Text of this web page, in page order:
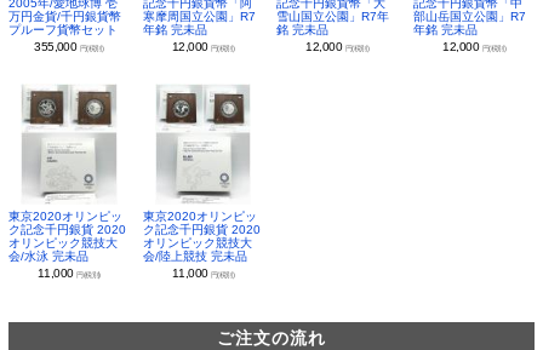
2005年/愛地球博 壱
万円金貨/千円銀貨幣
プルーフ貨幣セット
355,000 円(税別)
記念千円銀貨幣「阿
寒摩周国立公園」R7
年銘 完未品
12,000 円(税別)
記念千円銀貨幣「大
雪山国立公園」R7年
銘 完未品
12,000 円(税別)
記念千円銀貨幣「中
部山岳国立公園」R7
年銘 完未品
12,000 円(税別)
東京2020オリンピッ
ク記念千円銀貨 2020
オリンピック競技大
会/水泳 完未品
11,000円(税別)
東京2020オリンピッ
ク記念千円銀貨 2020
オリンピック競技大
会/陸上競技 完未品
11,000 円(税別)
ご注文の流れ